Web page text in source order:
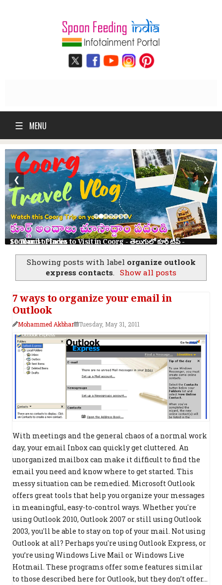
☰ MENU
10 Tourist Places to Visit in Coorg - తెలుగులో కూర్గ్ ట్రిప్ - Scotland of India
❮ ❯
Showing posts with label organize outlook
express contacts. Show all posts
7 ways to organize your email in
Outlook
Mohammed Akbhar Tuesday, May 31, 2011
With meetings and the general chaos of a normal work
day, your email Inbox can quickly get cluttered. An
unorganized mailbox can make it difficult to find the
email you need and know where to get started. This
messy situation can be remedied. Microsoft Outlook
offers great tools that help you organize your messages
in meaningful, easy-to-control ways. Whether you're
using Outlook 2010, Outlook 2007 or still using Outlook
2003, you'll be able to stay on top of your mail. Not using
Outlook at all? Perhaps you're using Outlook Express, or
you’re using Windows Live Mail or Windows Live
Hotmail. These programs offer some features similar
to those described here for Outlook, but they don’t offer...